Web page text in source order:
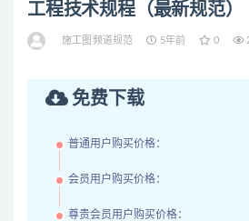
工程技术规程（最新规范）
施工图频道规范 5年前 0
免费下载
普通用户购买价格：
会员用户购买价格：
尊贵会员用户购买价格：